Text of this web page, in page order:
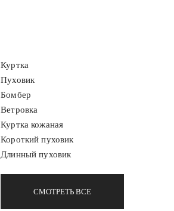
Куртка
Пуховик
Бомбер
Ветровка
Куртка кожаная
Короткий пуховик
Длинный пуховик
СМОТРЕТЬ ВСЕ